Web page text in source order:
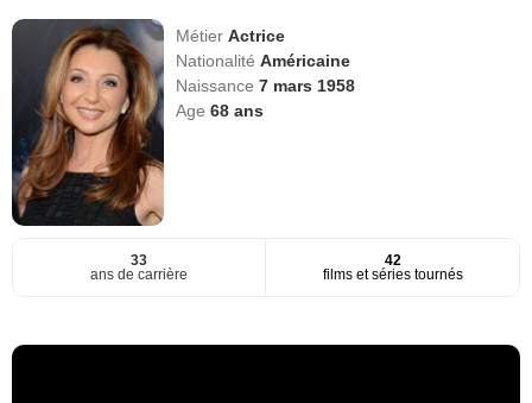
MétierActrice
NationalitéAméricaine
Naissance7 mars 1958
Age68 ans
33
ans de carrière
42
films et séries tournés